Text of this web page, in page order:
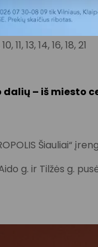
10, 10A, 11, 13, 14,
13, 14, 16, 18, 21
– iš miesto
Šiauliai“
g. ir Tilžės g.